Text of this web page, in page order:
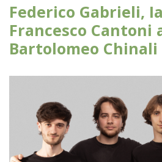
Federico Gabrieli,
Francesco Cantoni
Bartolomeo Chinali